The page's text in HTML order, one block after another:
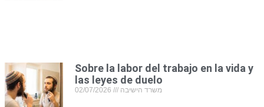
Sobre la labor del trabajo en la vida y
las leyes de duelo
משרד הישיבה 02/07/2026